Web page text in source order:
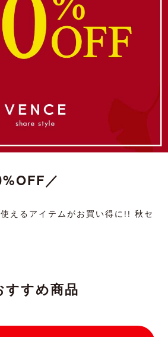
／
えるアイテムがお買い得に!! 秋セ
すすめ商品